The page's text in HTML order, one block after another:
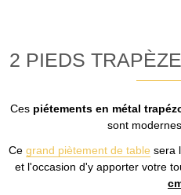
2 PIEDS
Ces piétements en métal
sont
Ce grand piètement de table sera
et l'occasion d'y apporter votre